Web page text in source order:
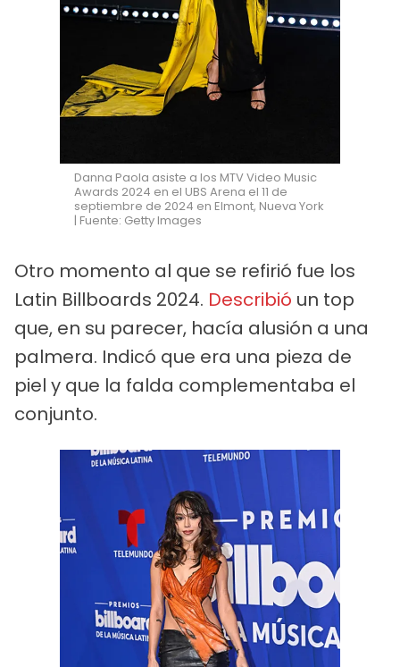
Danna Paola asiste a los MTV Video Music
Awards 2024 en el UBS Arena el 11 de
septiembre de 2024 en Elmont, Nueva York
| Fuente: Getty Images
Otro momento al que se refirió fue los
Latin Billboards 2024. Describió un top
que, en su parecer, hacía alusión a una
palmera. Indicó que era una pieza de
piel y que la falda complementaba el
conjunto.